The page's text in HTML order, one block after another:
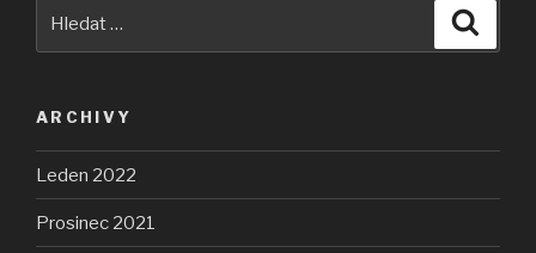
ARCHIVY
Leden 2022
Prosinec 2021